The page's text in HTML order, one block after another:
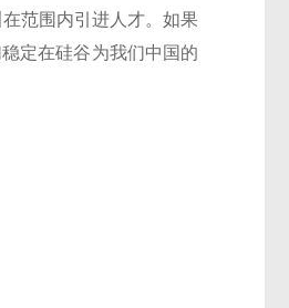
范围内引进人才。如果
定在硅谷为我们中国的